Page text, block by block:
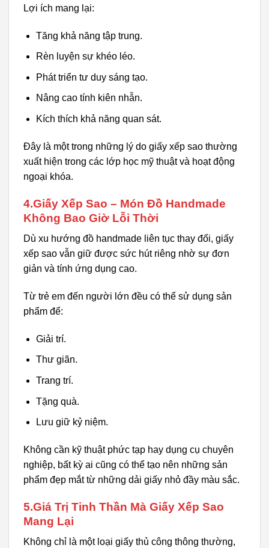
Lợi ích mang lại:
Tăng khả năng tập trung.
Rèn luyện sự khéo léo.
Phát triển tư duy sáng tạo.
Nâng cao tính kiên nhẫn.
Kích thích khả năng quan sát.
Đây là một trong những lý do giấy xếp sao thường
xuất hiện trong các lớp học mỹ thuật và hoạt động
ngoại khóa.
4.Giấy Xếp Sao – Món Đồ Handmade
Không Bao Giờ Lỗi Thời
Dù xu hướng đồ handmade liên tục thay đổi, giấy
xếp sao vẫn giữ được sức hút riêng nhờ sự đơn
giản và tính ứng dụng cao.
Từ trẻ em đến người lớn đều có thể sử dụng sản
phẩm để:
Giải trí.
Thư giãn.
Trang trí.
Tặng quà.
Lưu giữ kỷ niệm.
Không cần kỹ thuật phức tạp hay dụng cụ chuyên
nghiệp, bất kỳ ai cũng có thể tạo nên những sản
phẩm đẹp mắt từ những dải giấy nhỏ đầy màu sắc.
5.Giá Trị Tinh Thần Mà Giấy Xếp Sao
Mang Lại
Không chỉ là một loại giấy thủ công thông thường,